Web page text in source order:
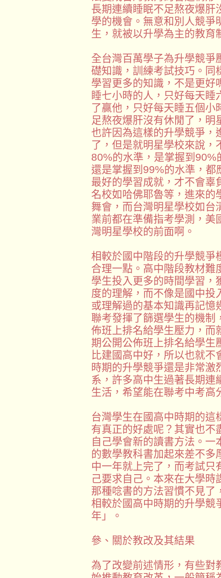
長期連續睡眠不足熬夜爆肝
學的機會。無意和別人競爭
生，就被以升學為主的教育
全台灣百萬學子為升學競爭
礎知識，訓練考試技巧。同
學習更多的知識，不是更好
睡七小時的人，只好每天睡
了贏他，只好每天睡五個小
足熬夜爆肝沒有休閒了，
也許因為這樣的升學競爭，
了，但是就明星學校來說，
80%的水準，是掌握到
還是掌握到99%的水準，都
最好的學習成就，才不會辜
名校如哈佛耶魯等，進來的
舞會，而台灣明星學校如台
業前都在準備指考學測，美
灣明星學校的前面啊。
相較於國中階段的升學競爭
合理一點。高中階段教材難
學生投入更多的時間學習，
度的理解，而不像是國中投
或理解過的基本知識再記憶
聯考發揮了篩選學生的機制
佈班上排名給學生壓力，而
期公開公佈班上排名給學生
比建國高中好，所以也就
時期的升學競爭還是非常
系，許多高中生過著長期連
生活，希望能在聯考中考高
台灣學生在國高中時期的這
有真正的好處呢？其實也不
自己學會新的讀書方法。
的數學教科書加起來差不多
中一年就上完了，而考試只
己要求自己。本來在大學
那種唸書的方法習慣不見了
相較於國高中時期的升學競
年」。
參、關於教改及其結果
為了改變前述情形，有些對